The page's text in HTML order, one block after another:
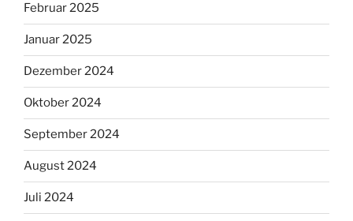
Februar 2025
Januar 2025
Dezember 2024
Oktober 2024
September 2024
August 2024
Juli 2024